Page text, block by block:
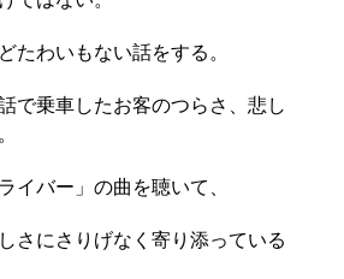
たわいもない話をする。
で乗車したお客のつらさ、悲し
イバー」の曲を聴いて、
さにさりげなく寄り添っている